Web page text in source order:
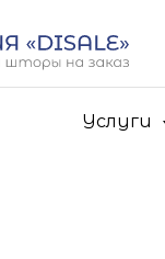
Услуги